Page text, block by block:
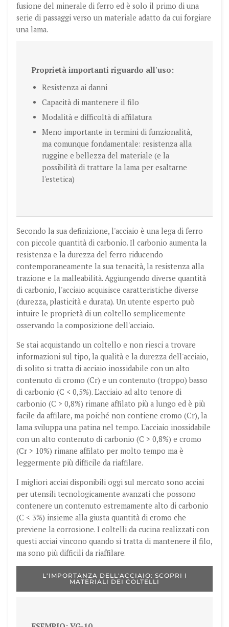
fusione del minerale di ferro ed è solo il primo di una
serie di passaggi verso un materiale adatto da cui forgiare
una lama.
Proprietà importanti riguardo all'uso:
Resistenza ai danni
Capacità di mantenere il filo
Modalità e difficoltà di affilatura
Meno importante in termini di funzionalità,
ma comunque fondamentale: resistenza alla
ruggine e bellezza del materiale (e la
possibilità di trattare la lama per esaltarne
l'estetica)
Secondo la sua definizione, l'acciaio è una lega di ferro
con piccole quantità di carbonio. Il carbonio aumenta la
resistenza e la durezza del ferro riducendo
contemporaneamente la sua tenacità, la resistenza alla
trazione e la malleabilità. Aggiungendo diverse quantità
di carbonio, l'acciaio acquisisce caratteristiche diverse
(durezza, plasticità e durata). Un utente esperto può
intuire le proprietà di un coltello semplicemente
osservando la composizione dell'acciaio.
Se stai acquistando un coltello e non riesci a trovare
informazioni sul tipo, la qualità e la durezza dell'acciaio,
di solito si tratta di acciaio inossidabile con un alto
contenuto di cromo (Cr) e un contenuto (troppo) basso
di carbonio (C < 0,5%). L'acciaio ad alto tenore di
carbonio (C > 0,8%) rimane affilato più a lungo ed è più
facile da affilare, ma poiché non contiene cromo (Cr), la
lama sviluppa una patina nel tempo. L'acciaio inossidabile
con un alto contenuto di carbonio (C > 0,8%) e cromo
(Cr > 10%) rimane affilato per molto tempo ma è
leggermente più difficile da riaffilare.
I migliori acciai disponibili oggi sul mercato sono acciai
per utensili tecnologicamente avanzati che possono
contenere un contenuto estremamente alto di carbonio
(C < 3%) insieme alla giusta quantità di cromo che
previene la corrosione. I coltelli da cucina realizzati con
questi acciai vincono quando si tratta di mantenere il filo,
ma sono più difficili da riaffilare.
L'IMPORTANZA DELL'ACCIAIO: SCOPRI I
MATERIALI DEI COLTELLI